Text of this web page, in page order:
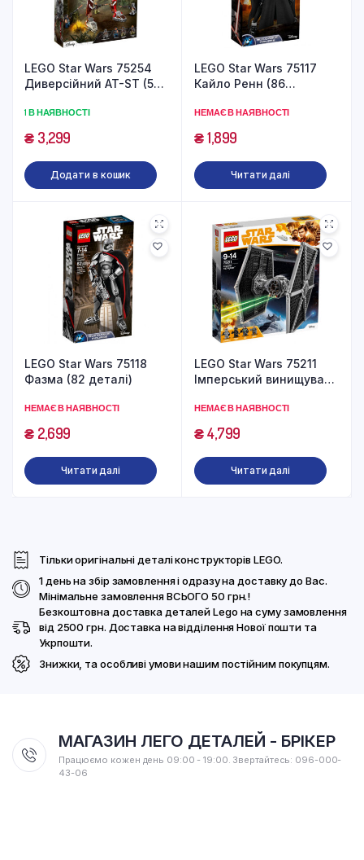
LEGO Star Wars 75254
Диверсійний AT-ST (540
1 В НАЯВНОСТІ
₴3,299
Додати в кошик
LEGO Star Wars 75117
Кайло Ренн (86
НЕМАЄ В НАЯВНОСТІ
₴1,899
Читати далі
LEGO Star Wars 75118
Фазма (82 деталі)
НЕМАЄ В НАЯВНОСТІ
₴2,699
Читати далі
LEGO Star Wars 75211
Імперський винищувач
деталей)
НЕМАЄ В НАЯВНОСТІ
₴4,799
Читати далі
Тільки оригінальні деталі конструкторів LEGO.
1 день на збір замовлення і одразу на доставку до Вас.
Мінімальне замовлення ВСЬОГО 50 грн.!
Безкоштовна доставка деталей Lego на суму замовлення
від 2500 грн. Доставка на відділення Нової пошти та
Укрпошти.
Знижки, та особливі умови нашим постійним покупцям.
МАГАЗИН ЛЕГО ДЕТАЛЕЙ - БРІКЕР
Працюємо кожен день 09:00 - 19:00. Звертайтесь: 096-000-
43-06